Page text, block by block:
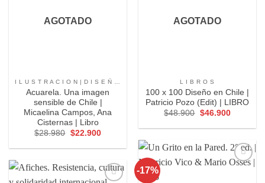
AGOTADO
Acuarela. Una imagen
sensible de Chile |
Micaelina Campos, Ana
Cisternas | Libro
$28.980 El
original
$28.980.
$22.900El
actual
$22.900.
AGOTADO
L I B R O S
100 x 100 Diseño en Chile |
Patricio Pozo (Edit) | LIBRO
$48.900 El
original
$48.900.
$46.900El
actual
$46.900.
-17%